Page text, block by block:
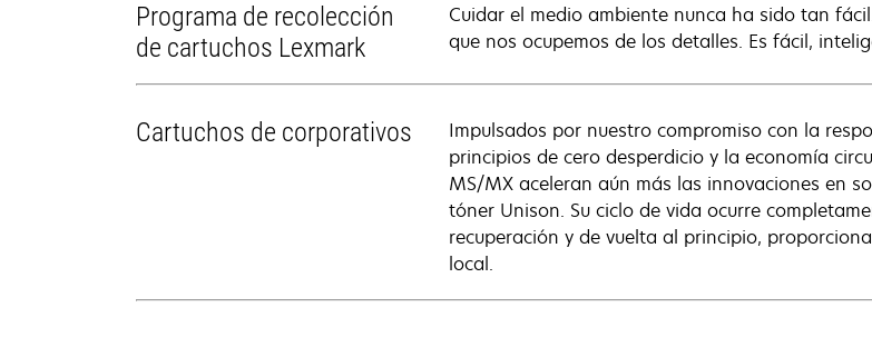
Programa de recolección
de cartuchos Lexmark
Cuidar el medio ambiente nunca ha sido tan
que nos ocupemos de los detalles. Es fácil,
Cartuchos de corporativos
Impulsados por nuestro compromiso con la
principios de cero desperdicio y la economía
MS/MX aceleran aún más las innovaciones en
tóner Unison. Su ciclo de vida ocurre
recuperación y de vuelta al principio,
local.